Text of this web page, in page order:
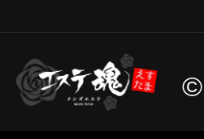
©